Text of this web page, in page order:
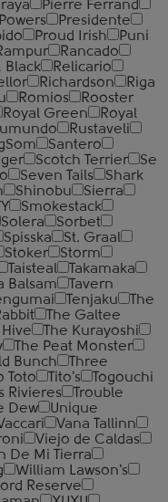
Pierre Ferrand
Powers
Presidente
Proud Irish
Puni
Rancado
Black
Relicario
Richardson
Riga
Romios
Rooster
Royal Green
Royal
Rustaveli
Santero
Scotch Terrier
Se
Seven Tails
Shark
Shinobu
Sierra
Smokestack
Solera
Sorbet
Spisska
St. Graal
Stoker
Storm
Taisteal
Takamaka
Balsam
Tavern
Tenjaku
The
The Galtee
Hive
The Kurayoshi
The Peat Monster
Bunch
Three
Toto Tito's
Togouchi
Rivieres
Trouble
Dew
Unique
Vana Tallinn
Viejo de Caldas
De Mi Tierra
William Lawson's
Reserve